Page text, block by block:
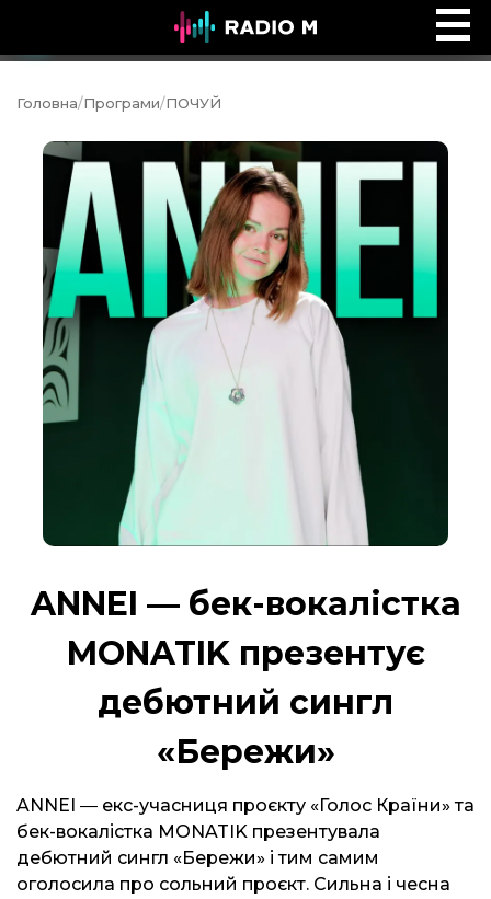
Ефір Radio M
Головна/Програми/ПОЧУЙ
ANNEI ― бек-вокалістка
MONATIK презентує
дебютний сингл
«Бережи»
ANNEI ― екс-учасниця проєкту «Голос Країни» та
бек-вокалістка MONATIK презентувала
дебютний сингл «Бережи» і тим самим
оголосила про сольний проєкт. Сильна і чесна